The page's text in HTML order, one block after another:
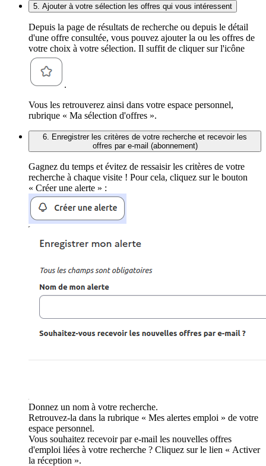
5. Ajouter à votre sélection les offres qui vous intéressent
Depuis la page de résultats de recherche ou depuis le détail
d'une offre consultée, vous pouvez ajouter la ou les offres de
votre choix à votre sélection. Il suffit de cliquer sur l'icône
.
Vous les retrouverez ainsi dans votre espace personnel,
rubrique « Ma sélection d'offres ».
6. Enregistrer les critères de votre recherche et recevoir les
offres par e-mail (abonnement)
Gagnez du temps et évitez de ressaisir les critères de votre
recherche à chaque visite ! Pour cela, cliquez sur le bouton
« Créer une alerte » :
Donnez un nom à votre recherche.
Retrouvez-la dans la rubrique « Mes alertes emploi » de votre
espace personnel.
Vous souhaitez recevoir par e-mail les nouvelles offres
d'emploi liées à votre recherche ? Cliquez sur le lien « Activer
la réception ».